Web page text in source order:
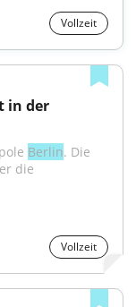
Vollzeit
in der
Berlin
die
Vollzeit